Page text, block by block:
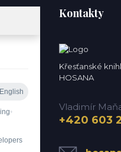
Kontakty
Křesťanské
HOSANA
Vladimír
+420 603